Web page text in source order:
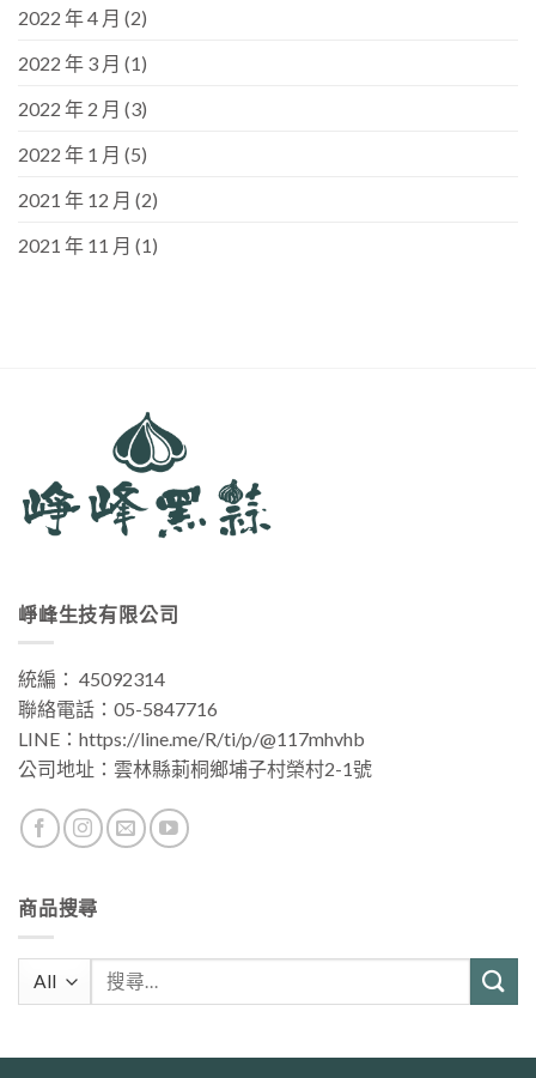
2022 年 4 月 (2)
2022 年 3 月 (1)
2022 年 2 月 (3)
2022 年 1 月 (5)
2021 年 12 月 (2)
2021 年 11 月 (1)
崢峰生技有限公司
統編： 45092314
聯絡電話： 05-5847716
LINE： https://line.me/R/ti/p/@117mhvhb
公司地址： 雲林縣莿桐鄉埔子村榮村2-1號
商品搜尋
搜
尋
鍵